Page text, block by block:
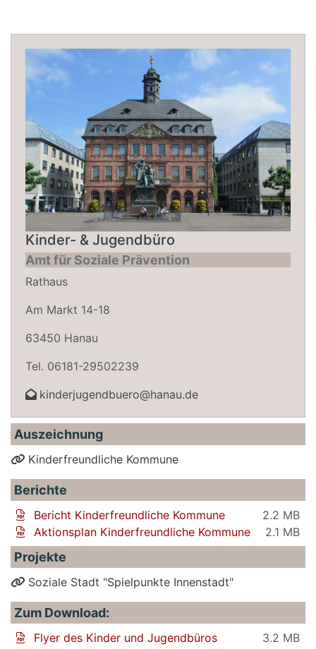
Kinder- & Jugendbüro
Amt für Soziale Prävention
Rathaus
Am Markt 14-18
63450 Hanau
Tel. 06181-29502239
kinderjugendbuero@hanau.de
Auszeichnung
Kinderfreundliche Kommune
Berichte
Bericht Kinderfreundliche Kommune
2.2 MB
Aktionsplan Kinderfreundliche Kommune
2.1 MB
Projekte
Soziale Stadt "Spielpunkte Innenstadt"
Zum Download:
Flyer des Kinder und Jugendbüros
3.2 MB